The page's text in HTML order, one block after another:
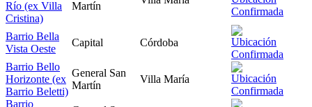
Río (ex Villa
Cristina)
Martín
Barrio Bella
Vista Oeste
Capital Córdoba
Barrio Bello
Horizonte (ex
Barrio Beletti)
General San
Martín
Villa María
Barrio